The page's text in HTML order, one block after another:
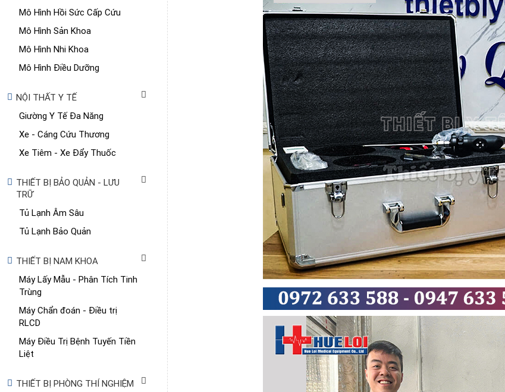
Mô Hình Hồi Sức Cấp Cứu
Mô Hình Sản Khoa
Mô Hình Nhi Khoa
Mô Hình Điều Dưỡng
NỘI THẤT Y TẾ
Giường Y Tế Đa Năng
Xe - Cáng Cứu Thương
Xe Tiêm - Xe Đẩy Thuốc
THIẾT BỊ BẢO QUẢN - LƯU
TRỮ
Tủ Lạnh Âm Sâu
Tủ Lạnh Bảo Quản
THIẾT BỊ NAM KHOA
Máy Lấy Mẫu - Phân Tích Tinh
Trùng
Máy Chẩn đoán - Điều trị
RLCD
Máy Điều Trị Bệnh Tuyến Tiền
Liệt
THIẾT BỊ PHÒNG THÍ NGHIỆM